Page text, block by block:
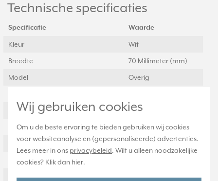
Wij gebruiken cookies
Om u de beste ervaring te bieden gebruiken wij cookies
voor websiteanalyse en (gepersonaliseerde) advertenties.
Lees meer in ons privacybeleid. Wilt u alleen noodzakelijke
cookies? Klik dan hier.
Technische specificaties
Specificatie Waarde
Kleur Wit
Breedte 70 Millimeter (mm)
Model Overig
Hoogte 70 Millimeter (mm)
Gebruik Blindplaat
Oppervlaktebescherming Overig
Materiaal
Bevestigingswijze Inklemmen (snap)